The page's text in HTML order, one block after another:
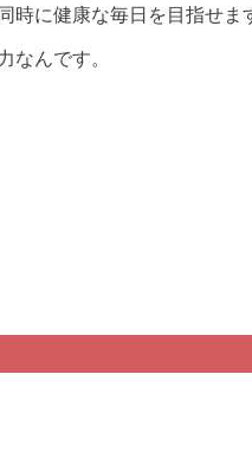
時に健康な毎日を目指せま
なんです。